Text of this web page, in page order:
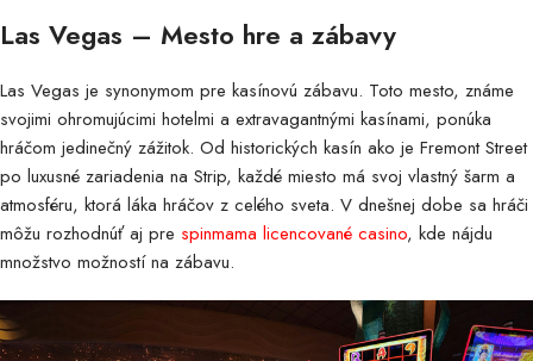
Las Vegas – Mesto hre a zábavy
Las Vegas je synonymom pre kasínovú zábavu. Toto mesto, známe
svojimi ohromujúcimi hotelmi a extravagantnými kasínami, ponúka
hráčom jedinečný zážitok. Od historických kasín ako je Fremont Street
po luxusné zariadenia na Strip, každé miesto má svoj vlastný šarm a
atmosféru, ktorá láka hráčov z celého sveta. V dnešnej dobe sa hráči
môžu rozhodnúť aj pre spinmama licencované casino, kde nájdu
množstvo možností na zábavu.